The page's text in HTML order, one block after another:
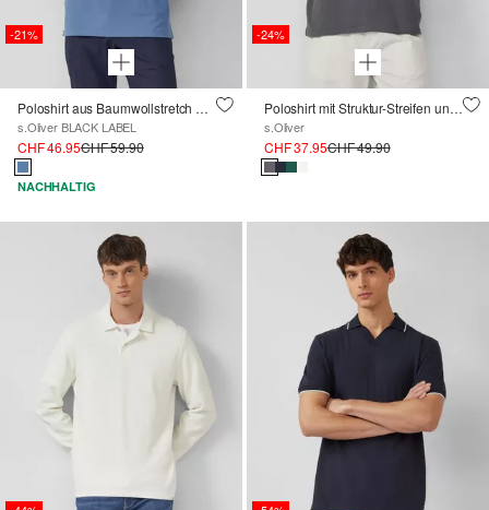
-21%
Poloshirt aus Baumwollstretch mit Label-Patch
s.Oliver BLACK LABEL
CHF 46.95CHF 59.90
NACHHALTIG
-24%
Poloshirt mit Struktur-Streifen und offenem Kragen
s.Oliver
CHF 37.95CHF 49.90